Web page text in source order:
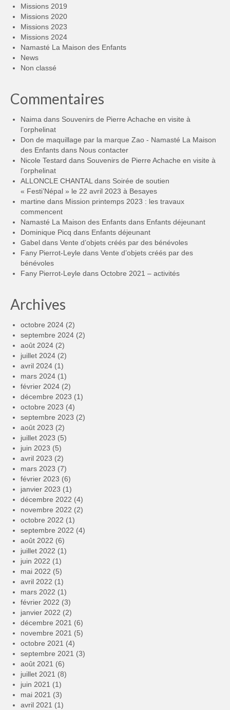
Missions 2019
Missions 2020
Missions 2023
Missions 2024
Namasté La Maison des Enfants
News
Non classé
Commentaires
Naima dans Souvenirs de Pierre Achache en visite à
l’orphelinat
Don de maquillage par la marque Zao - Namasté La Maison
des Enfants dans Nous contacter
Nicole Testard dans Souvenirs de Pierre Achache en visite à
l’orphelinat
ALLONCLE CHANTAL dans Soirée de soutien
« Festi’Népal » le 22 avril 2023 à Besayes
martine dans Mission printemps 2023 : les travaux
commencent
Namasté La Maison des Enfants dans Enfants déjeunant
Dominique Picq dans Enfants déjeunant
Gabel dans Vente d’objets créés par des bénévoles
Fany Pierrot-Leyle dans Vente d’objets créés par des
bénévoles
Fany Pierrot-Leyle dans Octobre 2021 – activités
Archives
octobre 2024 (2)
septembre 2024 (2)
août 2024 (2)
juillet 2024 (2)
avril 2024 (1)
mars 2024 (1)
février 2024 (2)
décembre 2023 (1)
octobre 2023 (4)
septembre 2023 (2)
août 2023 (2)
juillet 2023 (5)
juin 2023 (5)
avril 2023 (2)
mars 2023 (7)
février 2023 (6)
janvier 2023 (1)
décembre 2022 (4)
novembre 2022 (2)
octobre 2022 (1)
septembre 2022 (4)
août 2022 (6)
juillet 2022 (1)
juin 2022 (1)
mai 2022 (5)
avril 2022 (1)
mars 2022 (1)
février 2022 (3)
janvier 2022 (2)
décembre 2021 (6)
novembre 2021 (5)
octobre 2021 (4)
septembre 2021 (3)
août 2021 (6)
juillet 2021 (8)
juin 2021 (1)
mai 2021 (3)
avril 2021 (1)